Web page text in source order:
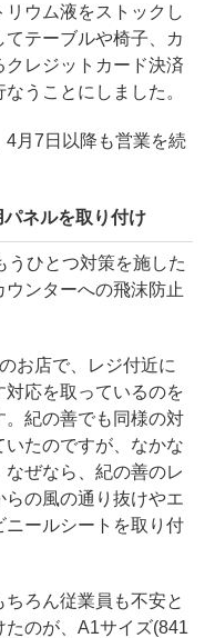
ウム液をストックし
テーブルや椅子、カ
レジットカード決済
うことにしました。
4月7日以降も営業を続
ネルを取り付け
うひとつ対策を施した
ンターへの飛沫防止
お店で、レジ付近に
応を取っているのを
。紀の善でも同様の対
たのですが、なかな
ぜなら、紀の善のレ
の風の通り抜けやエ
ールシートを取り付
ろん従業員も不安と
のが、A1サイズ(841